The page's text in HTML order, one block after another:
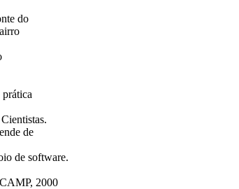
do
prática
de
de software.
2000